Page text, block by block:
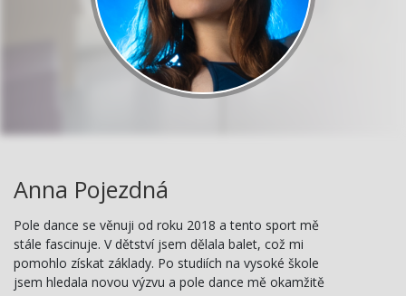
Anna Pojezdná
Pole dance se věnuji od roku 2018 a tento sport mě
stále fascinuje. V dětství jsem dělala balet, což mi
pomohlo získat základy. Po studiích na vysoké škole
jsem hledala novou výzvu a pole dance mě okamžitě